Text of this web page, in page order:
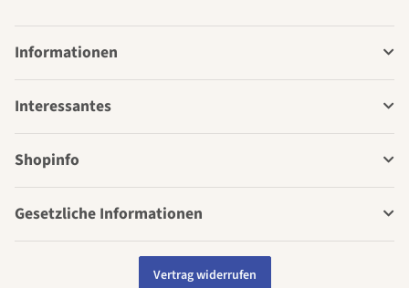
Informationen
Interessantes
Shopinfo
Gesetzliche Informationen
Vertrag widerrufen